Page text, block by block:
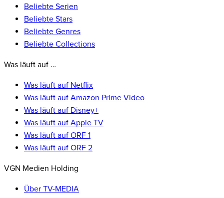
Beliebte Serien
Beliebte Stars
Beliebte Genres
Beliebte Collections
Was läuft auf …
Was läuft auf Netflix
Was läuft auf Amazon Prime Video
Was läuft auf Disney+
Was läuft auf Apple TV
Was läuft auf ORF 1
Was läuft auf ORF 2
VGN Medien Holding
Über TV-MEDIA